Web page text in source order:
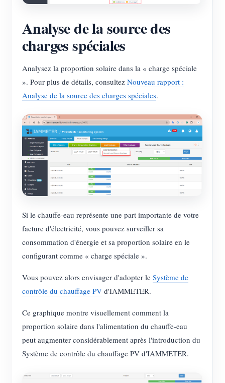
Analyse de la source des
charges spéciales
Analysez la proportion solaire dans la « charge spéciale
». Pour plus de détails, consultez Nouveau rapport :
Analyse de la source des charges spéciales.
Si le chauffe-eau représente une part importante de votre
facture d'électricité, vous pouvez surveiller sa
consommation d'énergie et sa proportion solaire en le
configurant comme « charge spéciale ».
Vous pouvez alors envisager d'adopter le Système de
contrôle du chauffage PV d'IAMMETER.
Ce graphique montre visuellement comment la
proportion solaire dans l'alimentation du chauffe-eau
peut augmenter considérablement après l'introduction du
Système de contrôle du chauffage PV d'IAMMETER.